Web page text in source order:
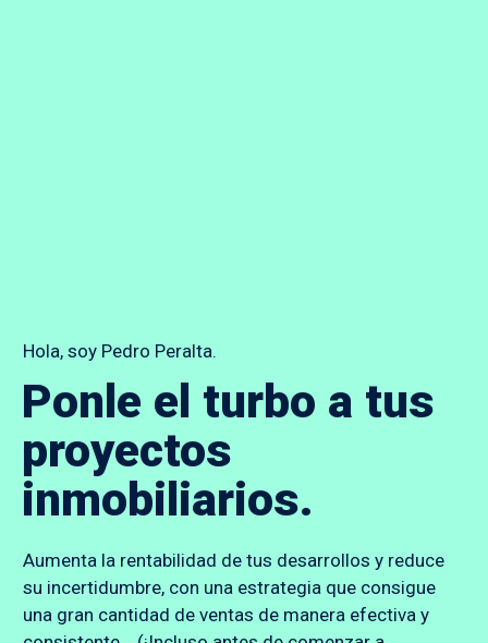
Hola, soy Pedro Peralta.
Ponle el turbo a tus
proyectos
inmobiliarios.
Aumenta la rentabilidad de tus desarrollos y reduce
su incertidumbre, con una estrategia que consigue
una gran cantidad de ventas de manera efectiva y